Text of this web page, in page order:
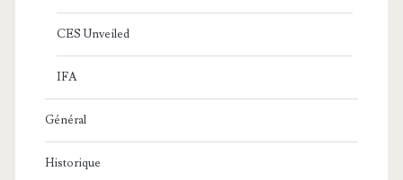
CES Unveiled
IFA
Général
Historique